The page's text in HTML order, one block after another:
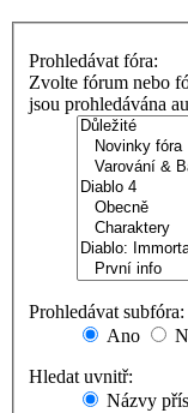
Prohledávat fóra:
Zvolte fórum nebo
jsou prohledávána
Prohledávat subfóra:
Ano
Hledat uvnitř:
Názvy